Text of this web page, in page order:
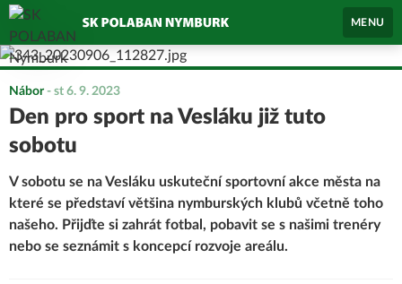
MENU
Nábor- st 6. 9. 2023
Den pro sport na Vesláku již tuto
sobotu
V sobotu se na Vesláku uskuteční sportovní akce města na
které se představí většina nymburských klubů včetně toho
našeho. Přijďte si zahrát fotbal, pobavit se s našimi trenéry
nebo se seznámit s koncepcí rozvoje areálu.